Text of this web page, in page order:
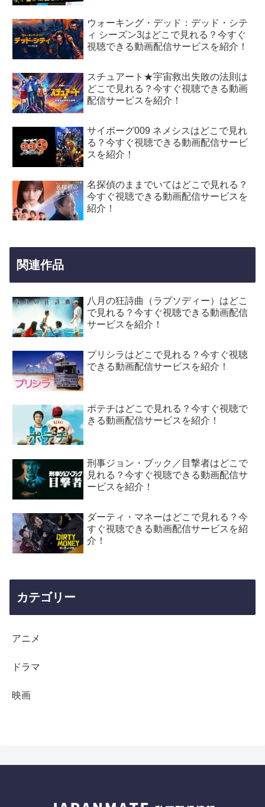
ウォーキング・デッド：デッド・シテ
ィ シーズン3はどこで見れる？今すぐ
視聴できる動画配信サービスを紹介！
スチュアート★宇宙救出失敗の法則は
どこで見れる？今すぐ視聴できる動画
配信サービスを紹介！
サイボーグ009 ネメシスはどこで見れ
る？今すぐ視聴できる動画配信サービ
スを紹介！
名探偵のままでいてはどこで見れる？
今すぐ視聴できる動画配信サービスを
紹介！
関連作品
八月の狂詩曲（ラプソディー）はどこ
で見れる？今すぐ視聴できる動画配信
サービスを紹介！
プリシラはどこで見れる？今すぐ視聴
できる動画配信サービスを紹介！
ポテチはどこで見れる？今すぐ視聴で
きる動画配信サービスを紹介！
刑事ジョン・ブック／目撃者はどこで
見れる？今すぐ視聴できる動画配信サ
ービスを紹介！
ダーティ・マネーはどこで見れる？今
すぐ視聴できる動画配信サービスを紹
介！
カテゴリー
アニメ
ドラマ
映画